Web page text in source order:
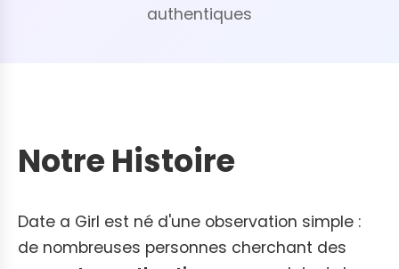
authentiques
Notre Histoire
Date a Girl est né d'une observation simple :
de nombreuses personnes cherchant des